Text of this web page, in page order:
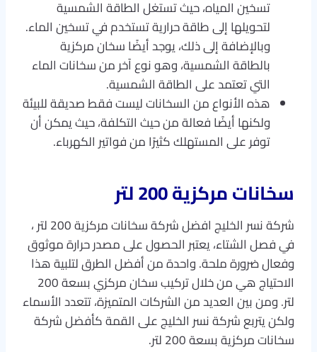
تسخين المياه، حيث تستغل الطاقة الشمسية
لتحويلها إلى طاقة حرارية تستخدم في تسخين الماء.
وبالإضافة إلى ذلك، يوجد أيضًا سخان مركزية
بالطاقة الشمسية، وهو نوع آخر من سخانات الماء
التي تعتمد على الطاقة الشمسية.
هذه الأنواع من السخانات ليست فقط صديقة للبيئة
ولكنها أيضًا فعالة من حيث التكلفة، حيث يمكن أن
توفر على المستهلك كثيرًا من فواتير الكهرباء.
سخانات مركزية 200 لتر
شركة نسر الخليج افضل شركة سخانات مركزية 200 لتر ،
في فصل الشتاء، يعتبر الحصول على مصدر حرارة موثوق
وفعال ضرورة ملحة. واحدة من أفضل الطرق لتلبية هذا
الاحتياج هي من خلال تركيب سخان مركزي بسعة 200
لتر. ومن بين العديد من الشركات المتميزة، تتعدد الأسماء
ولكن يتربع شركة نسر الخليج على القمة كأفضل شركة
سخانات مركزية بسعة 200 لتر.